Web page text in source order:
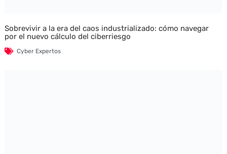
Sobrevivir a la era del caos industrializado: cómo navegar
por el nuevo cálculo del ciberriesgo
Cyber Expertos